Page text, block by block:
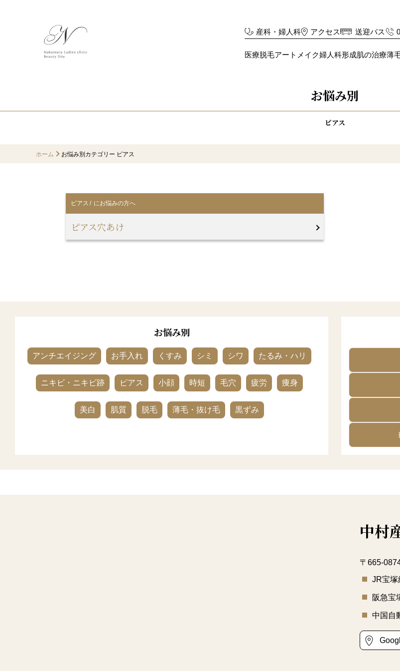
産科・婦人科 アクセス 送迎バス
医療脱毛アートメイク婦人科形成肌の治療薄
お悩み別
ピアス
ホーム お悩み別カテゴリー ピアス
ピアス / にお悩みの方へ
ピアス穴あけ
お悩み別
アンチエイジング お手入れ くすみ シミ シワ たるみ・ハリ
ニキビ・ニキビ跡 ピアス 小顔 時短 毛穴 疲労 痩身
美白 肌質 脱毛 薄毛・抜け毛 黒ずみ
中村
〒665-
JR宝塚
阪急宝
中国自